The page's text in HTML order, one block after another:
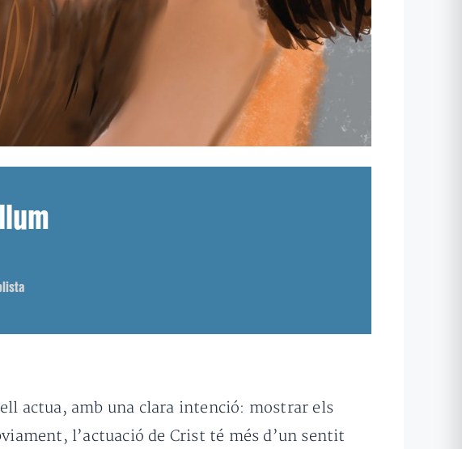
actua, amb una clara intenció: mostrar els
l’actuació de Crist té més d’un sentit